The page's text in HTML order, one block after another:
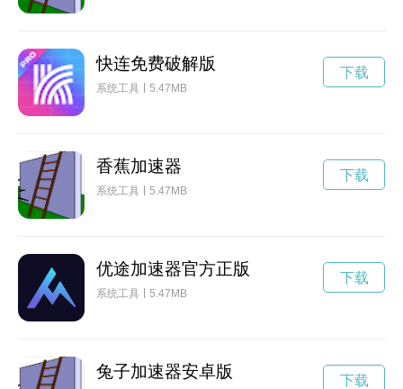
快连免费破解版
系统工具 5.47MB
下载
香蕉加速器
系统工具 5.47MB
下载
优途加速器官方正版
系统工具 5.47MB
下载
兔子加速器安卓版 下载